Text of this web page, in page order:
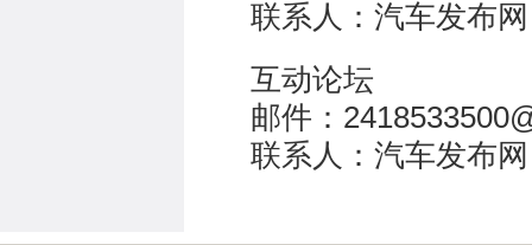
联系人：汽车发布网
互动论坛
邮件：
联系人：汽车发布网